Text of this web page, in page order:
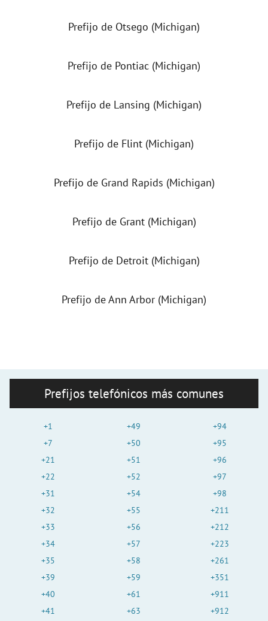
Prefijo de Otsego (Michigan)
Prefijo de Pontiac (Michigan)
Prefijo de Lansing (Michigan)
Prefijo de Flint (Michigan)
Prefijo de Grand Rapids (Michigan)
Prefijo de Grant (Michigan)
Prefijo de Detroit (Michigan)
Prefijo de Ann Arbor (Michigan)
Prefijos telefónicos más comunes
+1
+7
+21
+22
+31
+32
+33
+34
+35
+39
+40
+41
+49
+50
+51
+52
+54
+55
+56
+57
+58
+59
+61
+63
+94
+95
+96
+97
+98
+211
+212
+223
+261
+351
+911
+912